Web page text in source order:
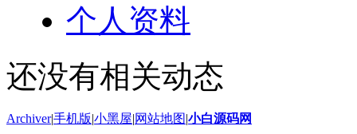
个人资料
还没有相关动态
Archiver|手机版|小黑屋|网站地图|小白源码网